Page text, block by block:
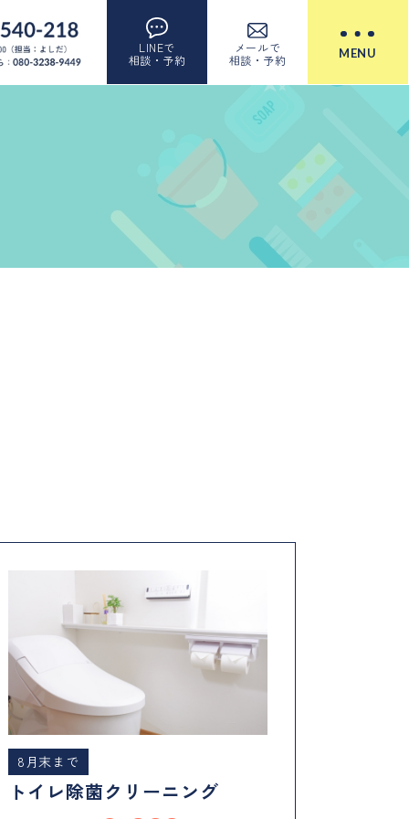
LINEで
相談・予約
メールで
相談・予約
MENU
8月末まで
トイレ除菌クリーニング